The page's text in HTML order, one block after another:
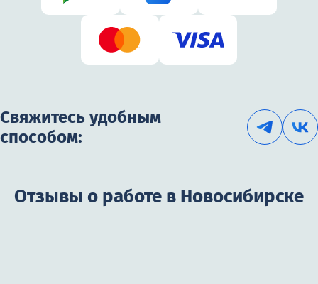
Свяжитесь удобным
способом:
Отзывы о работе в Новосибирске